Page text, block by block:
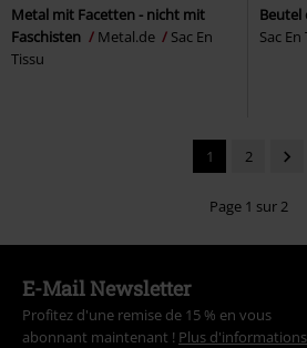
Metal mit Facetten - nicht mit
Faschisten
Metal.de
Sac En
Tissu
Beutel
Sac En
1 2
Page 1 sur 2
E-Mail Newsletter
Profitez d'une remise de 15 % en vous
abonnant maintenant ! Plus d'informations